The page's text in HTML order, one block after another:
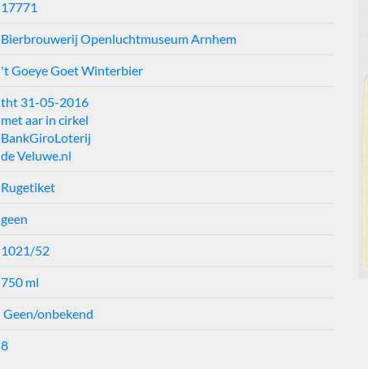
17771
Bierbrouwerij Openluchtmuseum Arnhem
't Goeye Goet Winterbier
tht 31-05-2016
met aar in cirkel
BankGiroLoterij
de Veluwe.nl
Rugetiket
geen
1021/52
750 ml
Geen/onbekend
8